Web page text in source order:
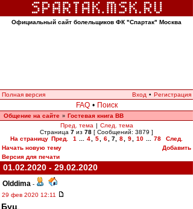
Официальный сайт болельщиков ФК "Спартак" Москва
Полная версия Вход • Регистрация
FAQ • Поиск
Общение на сайте » Гостевая книга ВВ
Пред. тема | След. тема
Страница 7 из 78 [ Сообщений: 3879 ]
На страницу Пред. 1 4 5 6 7 8 9 10 78
След.
Начать новую тему
Добавить
Версия для печати
01.02.2020 - 29.02.2020
Olddima -
29 фев 2020 12:11
Буц